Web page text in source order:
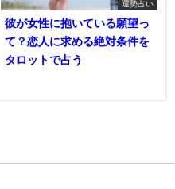
運勢占い
彼が女性に抱いている願望っ
て？恋人に求める絶対条件を
タロットで占う